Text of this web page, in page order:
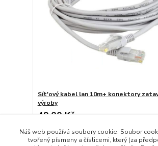
Sít'ový kabel lan 10m+ konektory
výroby
49,00 Kč/Ks
Přidat do košíku
Náš web používá soubory cookie. Soubor
tvořený písmeny a číslicemi, který (za